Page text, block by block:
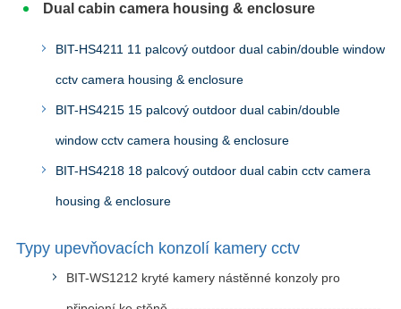
Dual cabin camera housing & enclosure
BIT-HS4211 11 palcový outdoor dual cabin/double window
cctv camera housing & enclosure
BIT-HS4215 15 palcový outdoor dual cabin/double
window cctv camera housing & enclosure
BIT-HS4218 18 palcový outdoor dual cabin cctv camera
housing & enclosure
Typy upevňovacích konzolí kamery cctv
BIT-WS1212 kryté kamery nástěnné konzoly pro